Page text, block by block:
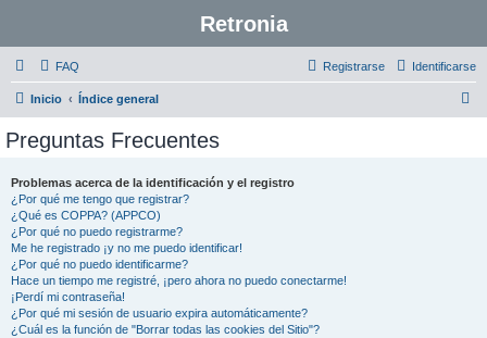
Retronia
FAQ Identificarse
Registrarse
Inicio Índice general
Preguntas Frecuentes
Problemas acerca de la identificación y el registro
¿Por qué me tengo que registrar?
¿Qué es COPPA? (APPCO)
¿Por qué no puedo registrarme?
Me he registrado ¡y no me puedo identificar!
¿Por qué no puedo identificarme?
Hace un tiempo me registré, ¡pero ahora no puedo conectarme!
¡Perdí mi contraseña!
¿Por qué mi sesión de usuario expira automáticamente?
¿Cuál es la función de "Borrar todas las cookies del Sitio"?